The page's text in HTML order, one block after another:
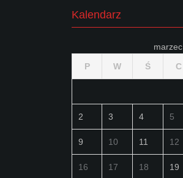
Kalendarz
P
W Ś C
2 3 4 5
9 10 11 12
16 17 18 19